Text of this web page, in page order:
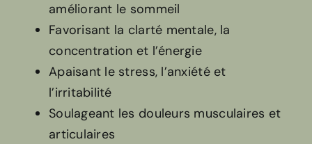
améliorant le sommeil
Favorisant la clarté mentale, la
concentration et l’énergie
Apaisant le stress, l’anxiété et
l’irritabilité
Soulageant les douleurs musculaires et
articulaires